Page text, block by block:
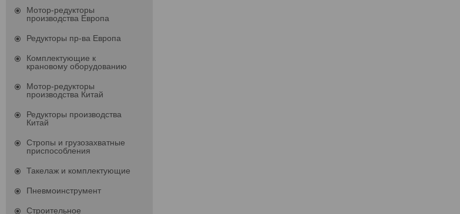
Мотор-редукторы
производства Европа
Редукторы пр-ва Европа
Комплектующие к
крановому оборудованию
Мотор-редукторы
производства Китай
Редукторы производства
Китай
Стропы и грузозахватные
приспособления
Такелаж и комплектующие
Пневмоинструмент
Строительное